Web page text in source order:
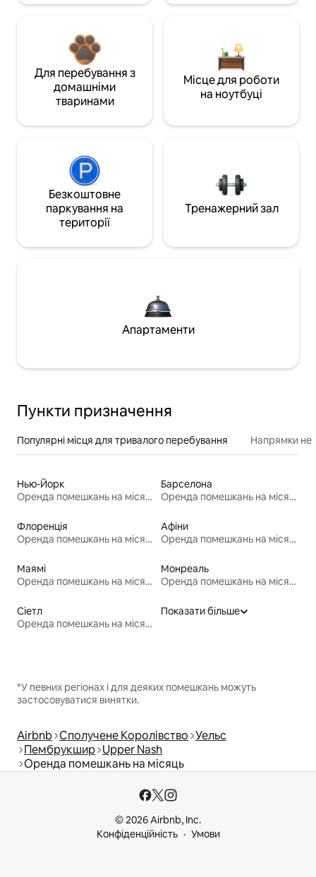
Для перебування з
домашніми
тваринами
Місце для роботи
на ноутбуці
Безкоштовне
паркування на
території
Тренажерний зал
Апартаменти
Пункти призначення
Популярні місця для тривалого перебування Напрямки
Нью-Йорк
Оренда помешкань на місяць
Барселона
Оренда помешкань на місяць
Флоренція
Оренда помешкань на місяць
Афіни
Оренда помешкань на місяць
Маямі
Оренда помешкань на місяць
Монреаль
Оренда помешкань на місяць
Сіетл
Оренда помешкань на місяць
Показати більше
*У певних регіонах і для деяких помешкань можуть
застосовуватися винятки.
Airbnb Сполучене Королівство Уельс
Пембрукшир Upper Nash
Оренда помешкань на місяць
© 2026 Airbnb, Inc.
Конфіденційність
Умови